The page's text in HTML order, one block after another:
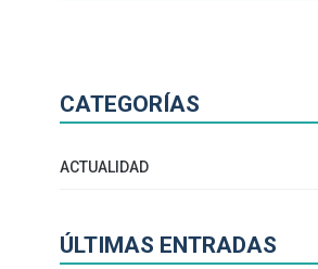
CATEGORÍAS
ACTUALIDAD
ÚLTIMAS ENTRADAS